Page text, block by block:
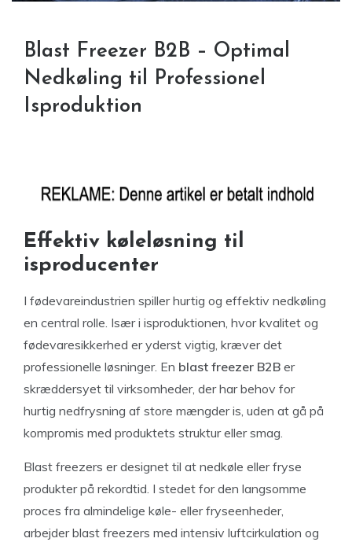
Blast Freezer B2B – Optimal
Nedkøling til Professionel
Isproduktion
Effektiv køleløsning til
isproducenter
I fødevareindustrien spiller hurtig og effektiv nedkøling
en central rolle. Især i isproduktionen, hvor kvalitet og
fødevaresikkerhed er yderst vigtig, kræver det
professionelle løsninger. En blast freezer B2B er
skræddersyet til virksomheder, der har behov for
hurtig nedfrysning af store mængder is, uden at gå på
kompromis med produktets struktur eller smag.
Blast freezers er designet til at nedkøle eller fryse
produkter på rekordtid. I stedet for den langsomme
proces fra almindelige køle- eller fryseenheder,
arbejder blast freezers med intensiv luftcirkulation og